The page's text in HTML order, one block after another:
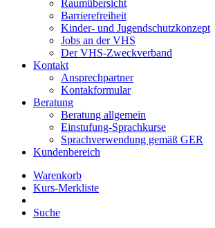
Raumübersicht
Barrierefreiheit
Kinder- und Jugendschutzkonzept
Jobs an der VHS
Der VHS-Zweckverband
Kontakt
Ansprechpartner
Kontakformular
Beratung
Beratung allgemein
Einstufung-Sprachkurse
Sprachverwendung gemäß GER
Kundenbereich
Warenkorb
Kurs-Merkliste
Suche